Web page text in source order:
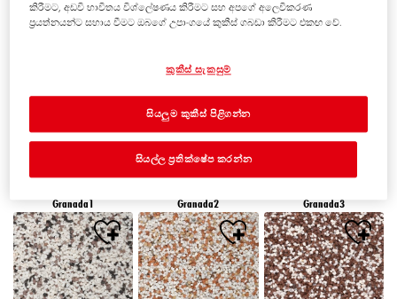
Chile5
Granada1 Granada2 Granada3
කිරීමට, අඩවි භාවිතය විශ්ලේෂණය කිරීමට සහ අපගේ අලෙවිකරණ
ප්‍රයත්නයන්ට සහාය වීමට ඔබගේ උපාංගයේ කුකීස් ගබඩා කිරීමට එකඟ වේ.
කුකීස් සැකසුම්
සියල්ල ප්‍රතික්ෂේප කරන්න
සියලුම කුකීස් පිළිගන්න